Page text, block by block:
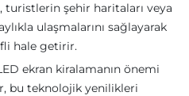
turistlerin şehir haritaları veya
ulaşmalarını sağlayarak
hale getirir.
ekran kiralamanın önemi
bu teknolojik yenilikleri